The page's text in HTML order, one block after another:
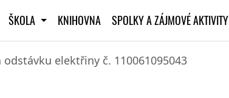
ŠKOLA KNIHOVNA SPOLKY A ZÁJMOVÉ AKTIVITY
odstávku elektřiny č. 110061095043